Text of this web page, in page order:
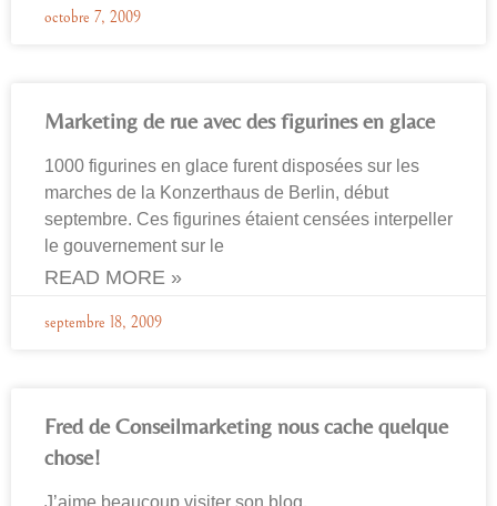
octobre 7, 2009
Marketing de rue avec des figurines en glace
1000 figurines en glace furent disposées sur les
marches de la Konzerthaus de Berlin, début
septembre. Ces figurines étaient censées interpeller
le gouvernement sur le
READ MORE »
septembre 18, 2009
Fred de Conseilmarketing nous cache quelque
chose!
J’aime beaucoup visiter son blog,